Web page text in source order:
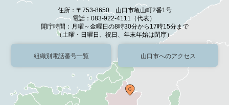
住所：〒753-8650 山口市亀山町2番1号
電話：083-922-4111（代表）
開庁時間：月曜～金曜日の8時30分から17時15分まで
（土曜・日曜日、祝日、年末年始は閉庁）
組織別電話番号一覧 山口市へのアクセス